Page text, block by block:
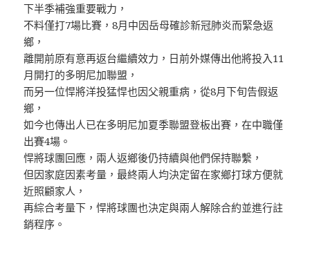
下半季補強重要戰力，
不料僅打7場比賽，8月中因岳母確診新冠肺炎而緊急返
鄉，
離開前原有意再返台繼續效力，日前外媒傳出他將投入11
月開打的多明尼加聯盟，
而另一位悍將洋投猛悍也因父親重病，從8月下旬告假返
鄉，
如今也傳出人已在多明尼加夏季聯盟登板出賽，在中職僅
出賽4場。
悍將球團回應，兩人返鄉後仍持續與他們保持聯繫，
但因家庭因素考量，最終兩人均決定留在家鄉打球方便就
近照顧家人，
再綜合考量下，悍將球團也決定與兩人解除合約並進行註
銷程序。